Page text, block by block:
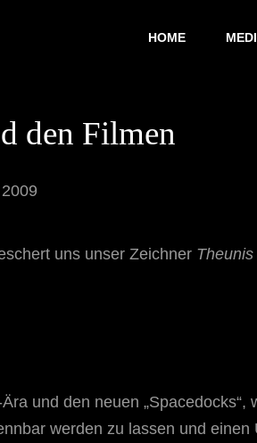
HOME
den Filmen
uns unser Zeichner Theunis
und den neuen „Spacedocks“,
werden zu lassen und einen